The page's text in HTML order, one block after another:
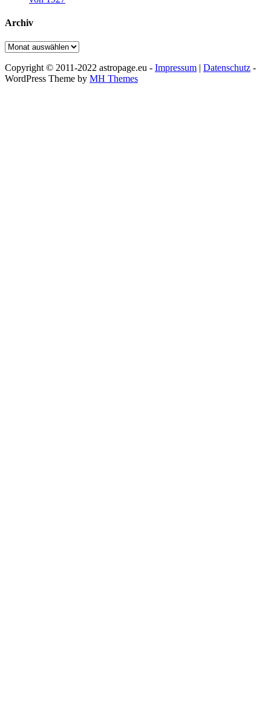
Archiv
Archiv
Copyright © 2011-2022 astropage.eu - Impressum | Datenschutz -
WordPress Theme by MH Themes